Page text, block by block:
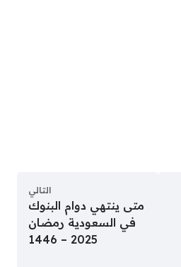
التالي
متى ينتهي دوام البنوك
في السعودية رمضان
2025 – 1446